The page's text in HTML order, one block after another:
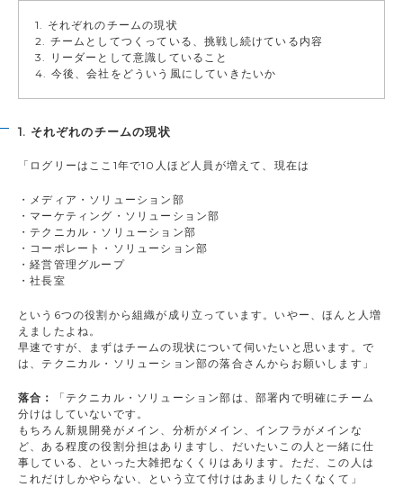
1. それぞれのチームの現状
2. チームとしてつくっている、挑戦し続けている内容
3. リーダーとして意識していること
4. 今後、会社をどういう風にしていきたいか
1. それぞれのチームの現状
「ログリーはここ1年で10人ほど人員が増えて、現在は
・メディア・ソリューション部
・マーケティング・ソリューション部
・テクニカル・ソリューション部
・コーポレート・ソリューション部
・経営管理グループ
・社長室
という6つの役割から組織が成り立っています。いやー、ほんと人増
えましたよね。
早速ですが、まずはチームの現状について伺いたいと思います。で
は、テクニカル・ソリューション部の落合さんからお願いします」
落合：
「テクニカル・ソリューション部は、部署内で明確にチーム
分けはしていないです。
もちろん新規開発がメイン、分析がメイン、インフラがメインな
ど、ある程度の役割分担はありますし、だいたいこの人と一緒に仕
事している、といった大雑把なくくりはあります。ただ、この人は
これだけしかやらない、という立て付けはあまりしたくなくて」